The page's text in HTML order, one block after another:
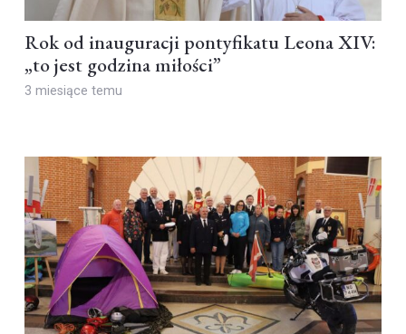
Rok od inauguracji pontyfikatu Leona XIV:
„to jest godzina miłości”
3 miesiące temu